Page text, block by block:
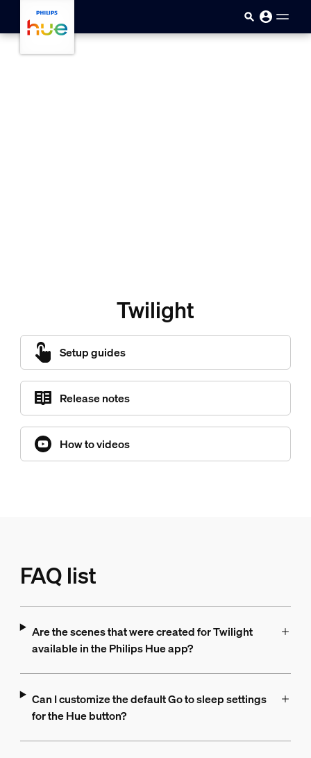
Twilight
Setup guides
Release notes
How to videos
FAQ list
Are the scenes that were created for Twilight
available in the Philips Hue app?
Can I customize the default Go to sleep settings
for the Hue button?